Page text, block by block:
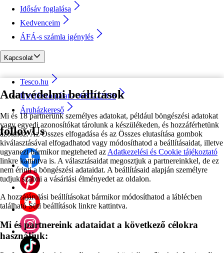
Adatvédelmi beállítások
Mi és 18 partnerünk személyes adatokat, például böngészési adatokat
vagy egyedi azonosítókat tárolunk a készülékeden, és hozzáférhetünk
azokhoz. Az Összes elfogadása és az Összes elutasítása gombok
kiválasztásával elfogadhatod vagy módosíthatod a beállításaidat, illetve
ugyanezt bármikor megteheted az Adatkezelési és Cookie tájékoztató
linkre kattintva is. A választásaidat megosztjuk a partnereinkkel, de ez
nem érinti a böngészési adataidat. A beállításaid alapján személyre
tudjuk szabni a vásárlási élményedet az oldalon.
A hozzájárulási beállításokat bármikor módosíthatod a láblécben
található Süti beállítások linkre kattintva.
Mi és partnereink adataidat a következő célokra
használjuk:
Idősáv foglalása
Kedvenceim
ÁFÁ-s számla igénylés
Kapcsolat
Tesco.hu
Ügyfélszolgálat - 0680222333
Áruházkereső
followUs